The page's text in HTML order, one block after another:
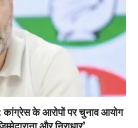
कांग्रेस के आरोपों पर चुनाव आयोग